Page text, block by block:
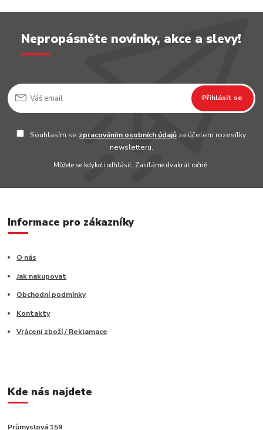
Nepropásněte novinky, akce a slevy!
Přihlásit se
Souhlasím se zpracováním osobních údajů za účelem rozesílky
newsletteru.
Můžete se kdykoli odhlásit. Zasíláme dvakrát ročně.
Informace pro zákazníky
O nás
Jak nakupovat
Obchodní podmínky
Kontakty
Vrácení zboží / Reklamace
Kde nás najdete
Průmyslová 159